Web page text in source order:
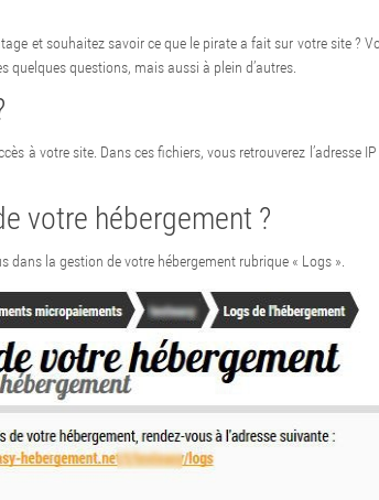
et souhaitez savoir ce que le pirate a fait sur votre site ?
quelques questions, mais aussi à plein d’autres.
à votre site. Dans ces fichiers, vous retrouverez l’adresse
votre hébergement ?
la gestion de votre hébergement rubrique « Logs ».